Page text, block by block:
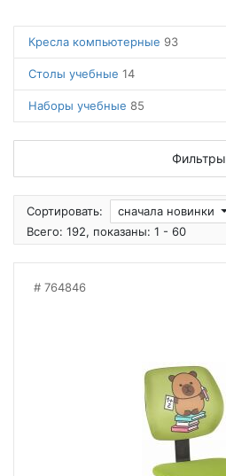
Кресла компьютерные 93
Столы учебные 14
Наборы учебные 85
Фильтры
Сортировать:
сначала новинки
Всего: 192, показаны: 1 - 60
764846